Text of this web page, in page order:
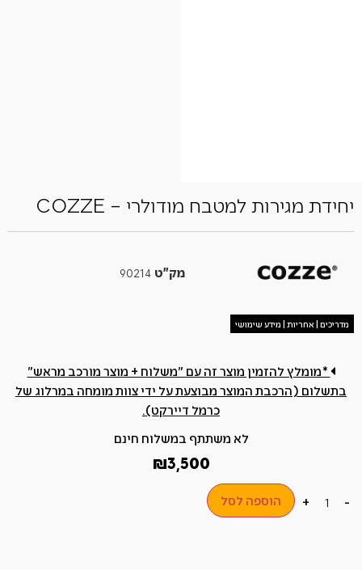
יחידת מגירות למטבח מודולרי – COZZE
מק"ט
מדריכים | אחריות | מידע שימושי
*מומלץ להזמין מוצר זה עם "משלוח + מוצר מורכב מראש"
בתשלום (הרכבת המוצר מבוצעת על ידי צוות מומחה במרלוג של
כרמל דיירקט).
לא משתתף במשלוח חינם
₪3,500
-
+ הוספה לסל